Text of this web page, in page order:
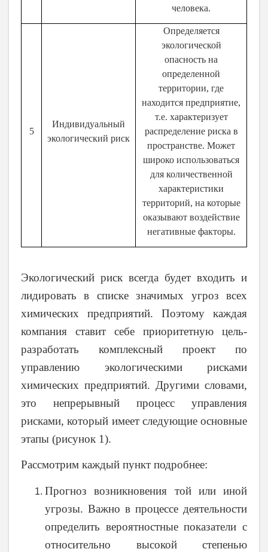
человека.
5
Индивидуальный
экологический риск
Определяется
экологической
опасность на
определенной
территории, где
находится предприятие,
т.е. характеризует
распределение риска в
пространстве. Может
широко использоваться
для количественной
характеристики
территорий, на которые
оказывают воздействие
негативные факторы.
Экологический риск всегда будет входить и
лидировать в списке значимых угроз всех
химических предприятий. Поэтому каждая
компания ставит себе приоритетную цель-
разработать комплексный проект по
управлению экологическими рисками
химических предприятий. Другими словами,
это непрерывный процесс управления
рисками, который имеет следующие основные
этапы (рисунок 1).
Рассмотрим каждый пункт подробнее:
Прогноз возникновения той или иной
угрозы. Важно в процессе деятельности
определить вероятностные показатели с
относительно высокой степенью